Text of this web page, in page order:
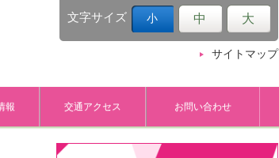
サイトマップ
文字サイズ 小 中 大
報 交通アクセス お問い合わせ